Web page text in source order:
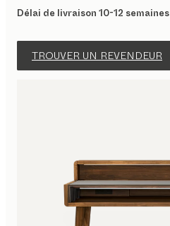
Délai de livraison 10-12 semaines
TROUVER UN REVENDEUR